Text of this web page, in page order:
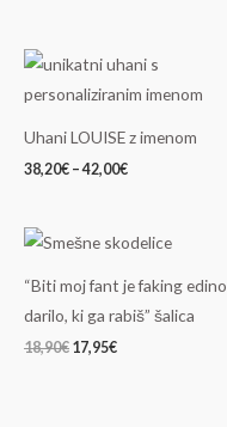
Uhani LOUISE z imenom
38,20€ – 42,00€
Cenovni
razpon:
od
do
“Biti moj fant je faking edino
darilo, ki ga rabiš” šalica
18,90€
Izvirna
cena
bila:
18,90€.
17,95€
Trenutna
cena
17,95€.